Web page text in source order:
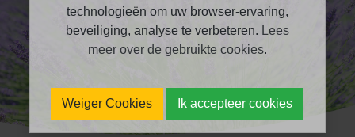
technologieën om uw browser-ervaring,
beveiliging, analyse te verbeteren. Lees
meer over de gebruikte cookies.
Weiger Cookies Ik accepteer cookies